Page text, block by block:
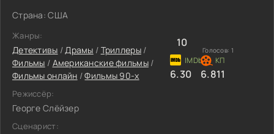
Страна: США
Жанры:
Детективы /Драмы / Триллеры/
Фильмы / Американские фильмы/
Фильмы онлайн /Фильмы 90-х
Режиссёр:
Георге Слёйзер
Сценарист:
10
Голосов: 1
6.30 6.811